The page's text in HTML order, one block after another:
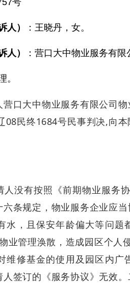
号
人） ：王晓丹，女。
人） ：营口大中物业服务有限
。
口大中物业服务有限公司
08民终1684号民事判决,向
没有按照《前期物业服务
条规定，物业服务企业应
水，且保安年龄偏大等问题
业管理涣散，造成园区个人
维修基金的使用及园区内广
签订的《服务协议》无效